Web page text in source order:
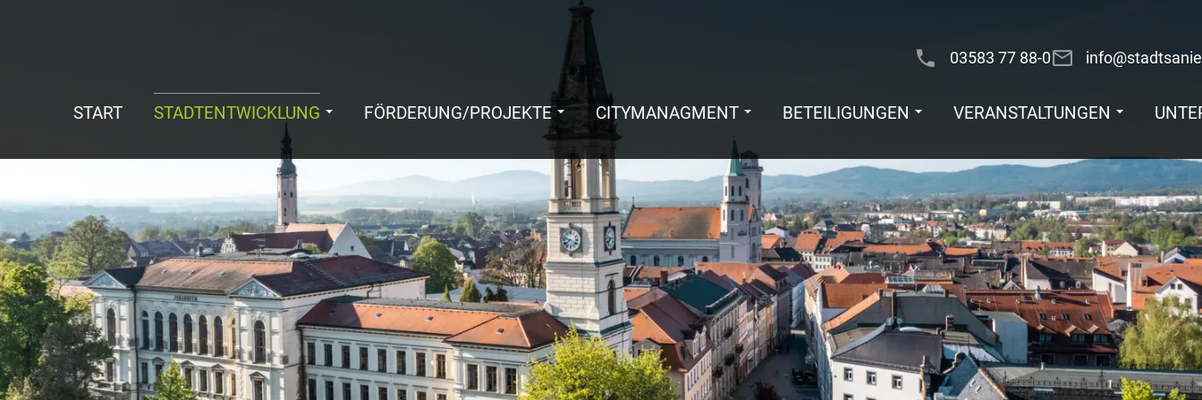
03583 77 88-0
START STADTENTWICKLUNG FÖRDERUNG/PROJEKTE CITYMANAGMENT BETEILIGUNGEN VERANSTALTUNGEN